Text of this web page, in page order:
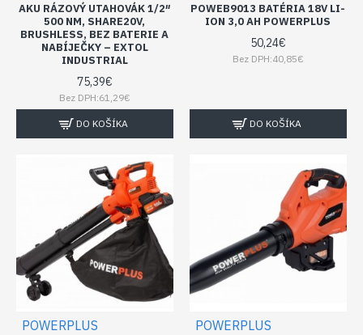
AKU RÁZOVÝ UTAHOVÁK 1/2″
500 NM, SHARE20V,
BRUSHLESS, BEZ BATERIE A
NABÍJEČKY – EXTOL
INDUSTRIAL
75,39€
Bez DPH:61,29€
DO KOŠÍKA
POWEB9013 BATÉRIA 18V LI-
ION 3,0 AH POWERPLUS
50,24€
Bez DPH:40,85€
DO KOŠÍKA
POWERPLUS
POWERPLUS